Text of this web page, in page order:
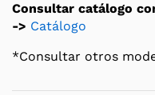
Consultar catálogo
-> Catálogo
*Consultar otros